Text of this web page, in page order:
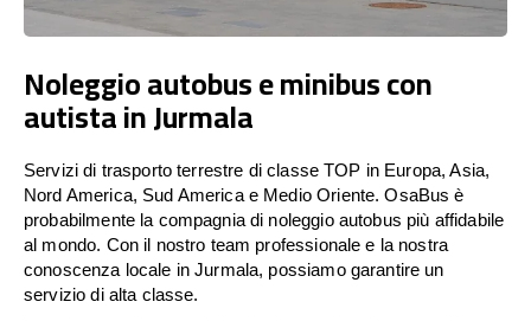
Noleggio autobus e minibus con
autista in Jurmala
Servizi di trasporto terrestre di classe TOP in Europa, Asia,
Nord America, Sud America e Medio Oriente. OsaBus è
probabilmente la compagnia di noleggio autobus più affidabile
al mondo. Con il nostro team professionale e la nostra
conoscenza locale in Jurmala, possiamo garantire un
servizio di alta classe.